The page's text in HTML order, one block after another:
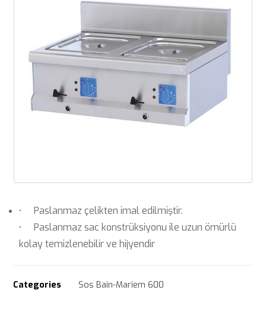
• Paslanmaz çelikten imal edilmiştir.
• Paslanmaz sac konstrüksiyonu ile uzun ömürlü
kolay temizlenebilir ve hijyendir
Categories Sos Bain-Mariem 600